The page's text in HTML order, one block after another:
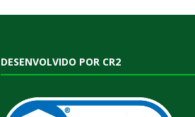
DESENVOLVIDO POR CR2